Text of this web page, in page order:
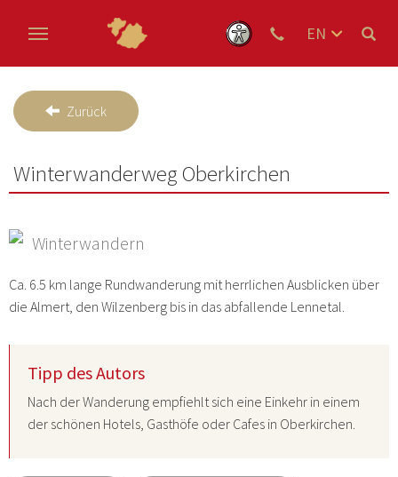
EN
Zurück
Winterwanderweg Oberkirchen
Winterwandern
Ca. 6.5 km lange Rundwanderung mit herrlichen Ausblicken über
die Almert, den Wilzenberg bis in das abfallende Lennetal.
Tipp des Autors
Nach der Wanderung empfiehlt sich eine Einkehr in einem
der schönen Hotels, Gasthöfe oder Cafes in Oberkirchen.